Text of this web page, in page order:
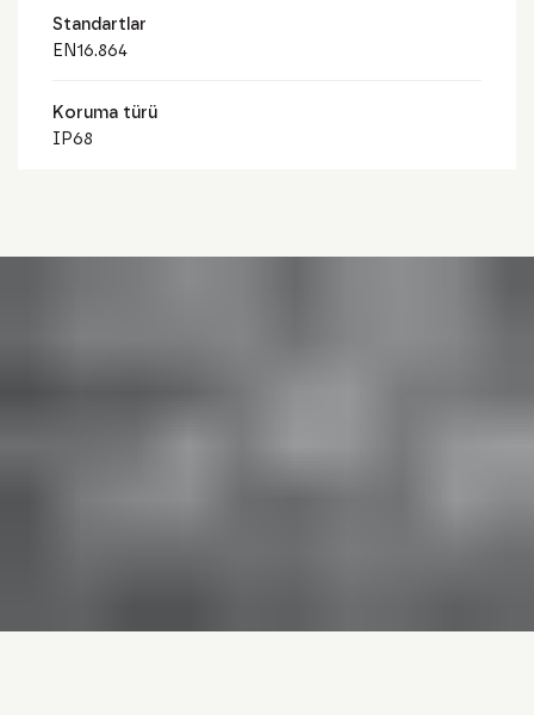
Standartlar
EN16.864
Koruma türü
IP68